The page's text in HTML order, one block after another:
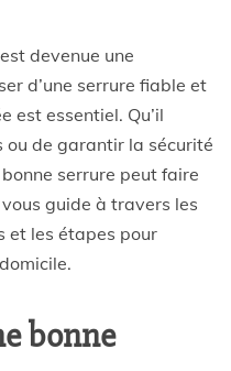
devenue une
d’une serrure fiable et
est essentiel. Qu’il
ou de garantir la sécurité
serrure peut faire
guide à travers les
et les étapes pour
bonne